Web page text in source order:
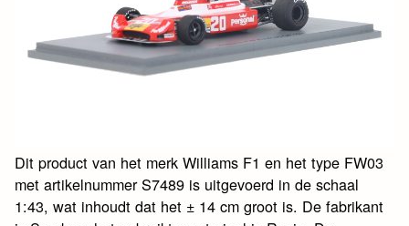
Dit product van het merk Williams F1 en het type FW03
met artikelnummer S7489 is uitgevoerd in de schaal
1:43, wat inhoudt dat het ± 14 cm groot is. De fabrikant